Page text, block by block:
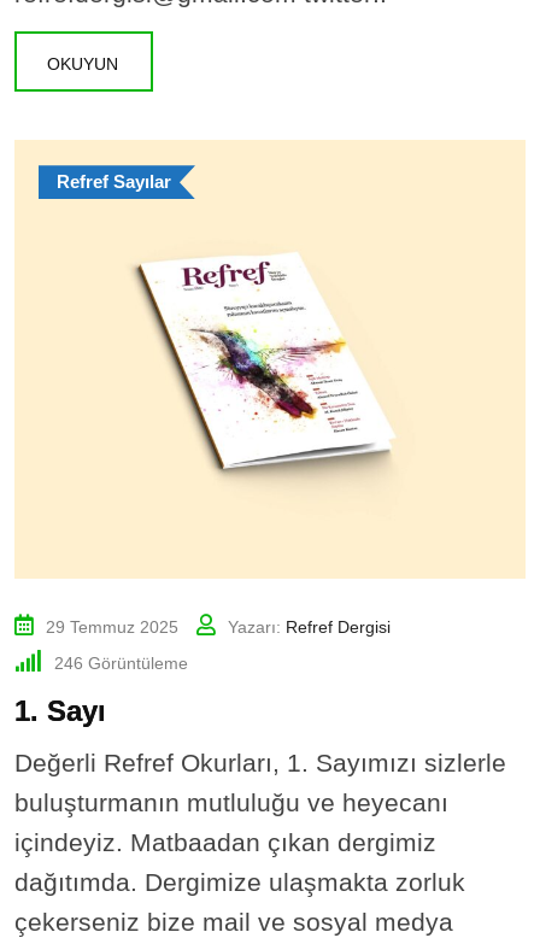
OKUYUN
Refref Sayılar
29 Temmuz 2025 Yazarı: Refref Dergisi
246 Görüntüleme
1. Sayı
Değerli Refref Okurları, 1. Sayımızı sizlerle
buluşturmanın mutluluğu ve heyecanı
içindeyiz. Matbaadan çıkan dergimiz
dağıtımda. Dergimize ulaşmakta zorluk
çekerseniz bize mail ve sosyal medya